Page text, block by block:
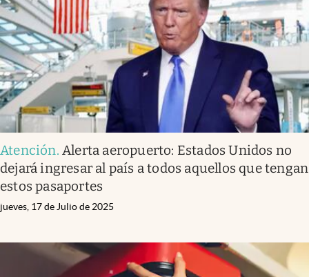
Atención.Alerta aeropuerto: Estados Unidos no
dejará ingresar al país a todos aquellos que tengan
estos pasaportes
jueves, 17 de Julio de 2025